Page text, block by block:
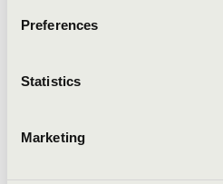
Preferences
Statistics
Marketing
helyezést; első
Hawk
Foundation
Ösztöndíj
valamint 3.
National